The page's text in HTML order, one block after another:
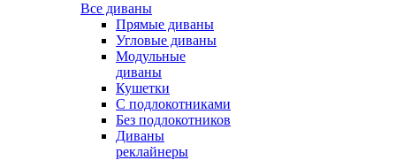
Все диваны
Прямые диваны
Угловые диваны
Модульные
диваны
Кушетки
С подлокотниками
Без подлокотников
Диваны
реклайнеры